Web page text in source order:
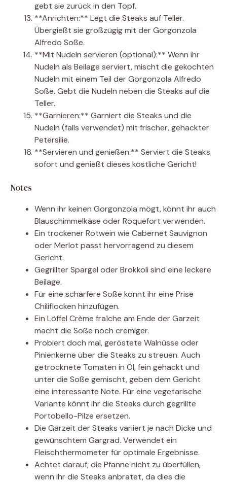
gebt sie zurück in den Topf.
**Anrichten:** Legt die Steaks auf Teller.
Übergießt sie großzügig mit der Gorgonzola
Alfredo Soße.
**Mit Nudeln servieren (optional):** Wenn ihr
Nudeln als Beilage serviert, mischt die gekochten
Nudeln mit einem Teil der Gorgonzola Alfredo
Soße. Gebt die Nudeln neben die Steaks auf die
Teller.
**Garnieren:** Garniert die Steaks und die
Nudeln (falls verwendet) mit frischer, gehackter
Petersilie.
**Servieren und genießen:** Serviert die Steaks
sofort und genießt dieses köstliche Gericht!
Notes
Wenn ihr keinen Gorgonzola mögt, könnt ihr auch
Blauschimmelkäse oder Roquefort verwenden.
Ein trockener Rotwein wie Cabernet Sauvignon
oder Merlot passt hervorragend zu diesem
Gericht.
Gegrillter Spargel oder Brokkoli sind eine leckere
Beilage.
Für eine schärfere Soße könnt ihr eine Prise
Chiliflocken hinzufügen.
Ein Löffel Crème fraîche am Ende der Garzeit
macht die Soße noch cremiger.
Probiert doch mal, geröstete Walnüsse oder
Pinienkerne über die Steaks zu streuen. Auch
getrocknete Tomaten in Öl, fein gehackt und
unter die Soße gemischt, geben dem Gericht
eine interessante Note. Für eine vegetarische
Variante könnt ihr die Steaks durch gegrillte
Portobello-Pilze ersetzen.
Die Garzeit der Steaks variiert je nach Dicke und
gewünschtem Gargrad. Verwendet ein
Fleischthermometer für optimale Ergebnisse.
Achtet darauf, die Pfanne nicht zu überfüllen,
wenn ihr die Steaks anbratet, da dies die